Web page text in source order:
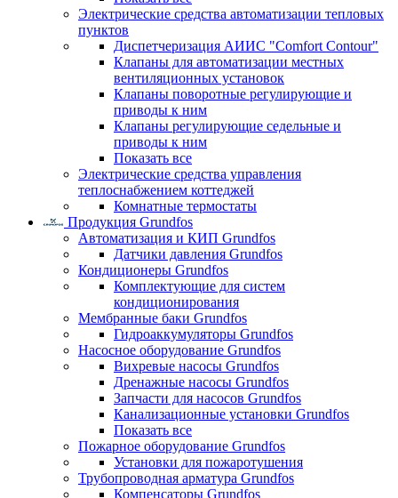
Электрические средства автоматизации тепловых
пунктов
Диспетчеризация АИИС "Comfort Contour"
Клапаны для автоматизации местных
вентиляционных установок
Клапаны поворотные регулирующие и
приводы к ним
Клапаны регулирующие седельные и
приводы к ним
Показать все
Электрические средства управления
теплоснабжением коттеджей
Комнатные термостаты
Продукция Grundfos
Автоматизация и КИП Grundfos
Датчики давления Grundfos
Кондиционеры Grundfos
Комплектующие для систем
кондиционирования
Мембранные баки Grundfos
Гидроаккумуляторы Grundfos
Насосное оборудование Grundfos
Вихревые насосы Grundfos
Дренажные насосы Grundfos
Запчасти для насосов Grundfos
Канализационные установки Grundfos
Показать все
Пожарное оборудование Grundfos
Установки для пожаротушения
Трубопроводная арматура Grundfos
Компенсаторы Grundfos